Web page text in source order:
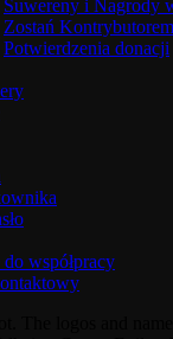
Suwereny i Nagrody
Zostań
Potwierdzenia donacji
współpracy